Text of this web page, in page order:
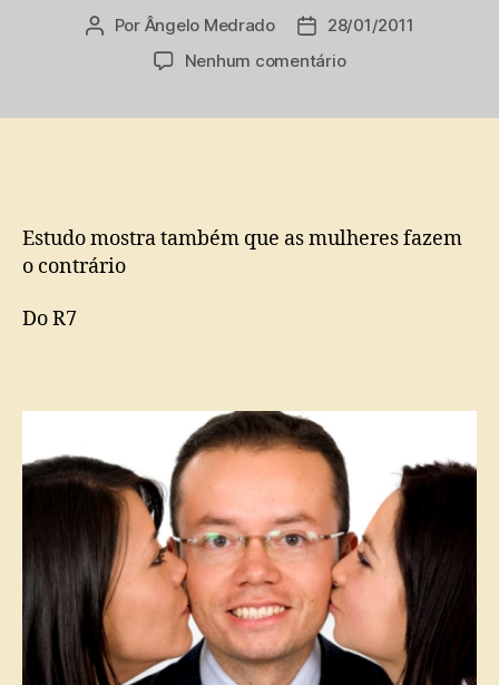
Autor
Por Ângelo Medrado
Data
de
28/01/2011
Nenhum comentárioem
com
Estudo mostra também que as mulheres fazem
o contrário
Do R7